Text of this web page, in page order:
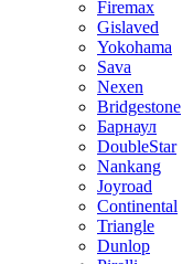
Firemax
Gislaved
Yokohama
Sava
Nexen
Bridgestone
Барнаул
DoubleStar
Nankang
Joyroad
Continental
Triangle
Dunlop